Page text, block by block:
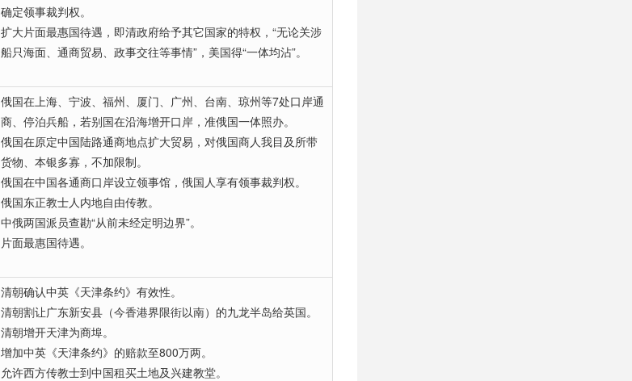
确定领事裁判权。
扩大片面最惠国待遇，即清政府给予其它国家的特权，“无论关涉
船只海面、通商贸易、政事交往等事情”，美国得“一体均沾”。
俄国在上海、宁波、福州、厦门、广州、台南、琼州等7处口岸通
商、停泊兵船，若别国在沿海增开口岸，准俄国一体照办。
俄国在原定中国陆路通商地点扩大贸易，对俄国商人我目及所带
货物、本银多寡，不加限制。
俄国在中国各通商口岸设立领事馆，俄国人享有领事裁判权。
俄国东正教士人内地自由传教。
中俄两国派员查勘“从前未经定明边界”。
片面最惠国待遇。
清朝确认中英《天津条约》有效性。
清朝割让广东新安县（今香港界限街以南）的九龙半岛给英国。
清朝增开天津为商埠。
增加中英《天津条约》的赔款至800万两。
允许西方传教士到中国租买土地及兴建教堂。